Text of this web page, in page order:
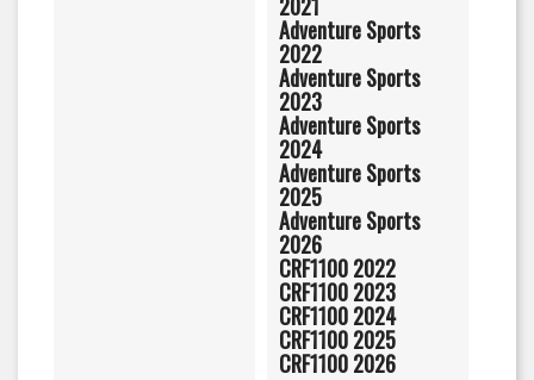
Adventure Sports
2022
Adventure Sports
2023
Adventure Sports
2024
Adventure Sports
2025
Adventure Sports
2026
CRF1100 2022
CRF1100 2023
CRF1100 2024
CRF1100 2025
CRF1100 2026